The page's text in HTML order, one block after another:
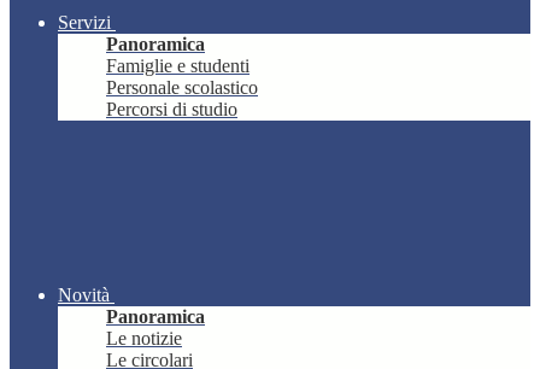
Servizi
Panoramica
Famiglie e studenti
Personale scolastico
Percorsi di studio
Novità
Panoramica
Le notizie
Le circolari